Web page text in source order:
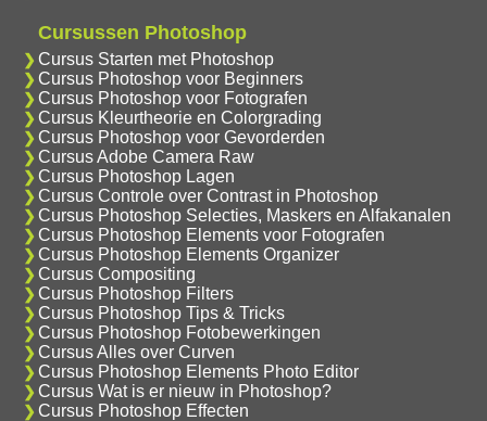
Cursussen Photoshop
Cursus Starten met Photoshop
Cursus Photoshop voor Beginners
Cursus Photoshop voor Fotografen
Cursus Kleurtheorie en Colorgrading
Cursus Photoshop voor Gevorderden
Cursus Adobe Camera Raw
Cursus Photoshop Lagen
Cursus Controle over Contrast in Photoshop
Cursus Photoshop Selecties, Maskers en Alfakanalen
Cursus Photoshop Elements voor Fotografen
Cursus Photoshop Elements Organizer
Cursus Compositing
Cursus Photoshop Filters
Cursus Photoshop Tips & Tricks
Cursus Photoshop Fotobewerkingen
Cursus Alles over Curven
Cursus Photoshop Elements Photo Editor
Cursus Wat is er nieuw in Photoshop?
Cursus Photoshop Effecten